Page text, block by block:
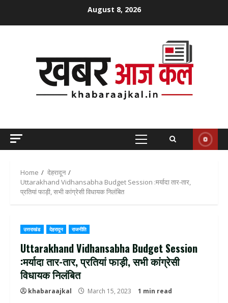
August 8, 2026
Primary
Home
देहरादून
Uttarakhand Vidhansabha Budget Session :मर्यादा तार-तार,
प्रतियां फाड़ी, सभी कांग्रेसी विधायक निलंबित
उत्तराखंड देहरादून राजनीति
Uttarakhand Vidhansabha Budget Session
:मर्यादा तार-तार, प्रतियां फाड़ी, सभी कांग्रेसी
विधायक निलंबित
khabaraajkal March 15, 2023 1 min read